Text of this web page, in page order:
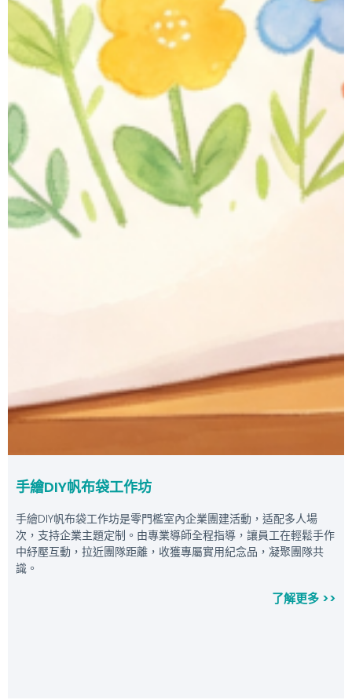
手繪DIY帆布袋工作坊
手繪DIY帆布袋工作坊是零門檻室內企業團建活動，适配多人場
次，支持企業主題定制。由專業導師全程指導，讓員工在輕鬆手作
中紓壓互動，拉近團隊距離，收獲專屬實用紀念品，凝聚團隊共
識。
了解更多 >>